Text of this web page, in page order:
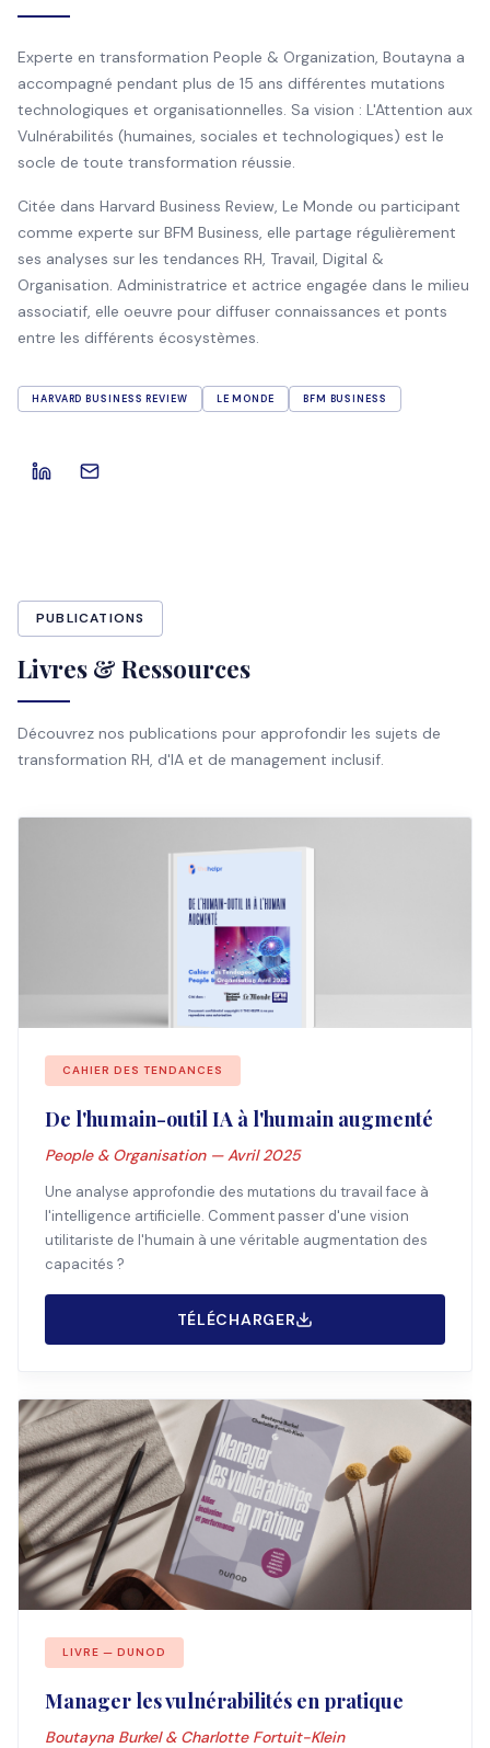
Experte en transformation People & Organization, Boutayna a
accompagné pendant plus de 15 ans différentes mutations
technologiques et organisationnelles. Sa vision : L'Attention aux
Vulnérabilités (humaines, sociales et technologiques) est le
socle de toute transformation réussie.
Citée dans Harvard Business Review, Le Monde ou participant
comme experte sur BFM Business, elle partage régulièrement
ses analyses sur les tendances RH, Travail, Digital &
Organisation. Administratrice et actrice engagée dans le milieu
associatif, elle oeuvre pour diffuser connaissances et ponts
entre les différents écosystèmes.
HARVARD BUSINESS REVIEW LE MONDE BFM BUSINESS
PUBLICATIONS
Livres & Ressources
Découvrez nos publications pour approfondir les sujets de
transformation RH, d'IA et de management inclusif.
CAHIER DES TENDANCES
De l'humain-outil IA à l'humain augmenté
People & Organisation — Avril 2025
Une analyse approfondie des mutations du travail face à
l'intelligence artificielle. Comment passer d'une vision
utilitariste de l'humain à une véritable augmentation des
capacités ?
TÉLÉCHARGER
LIVRE — DUNOD
Manager les vulnérabilités en pratique
Boutayna Burkel & Charlotte Fortuit-Klein